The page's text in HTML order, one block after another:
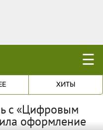
☰
ХИТЫ
c «Цифровым
оформление